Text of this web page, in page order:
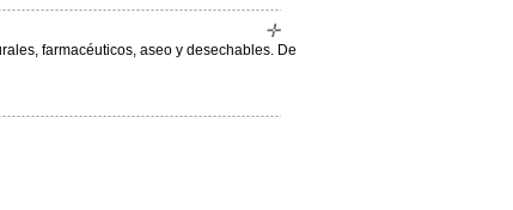
farmacéuticos, aseo y desechables. De